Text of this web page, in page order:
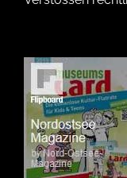
Wir verwenden
speichern und/oder
Erlebnis zu verbessern
anzuzeigen. Wenn du
kann dies bestimmte